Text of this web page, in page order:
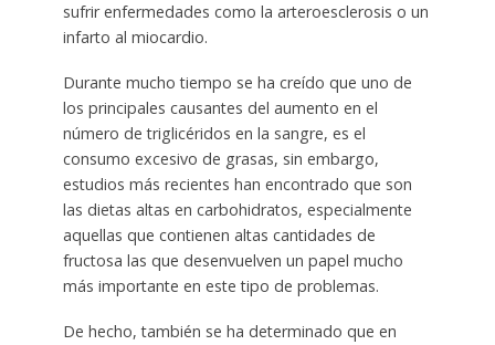
sufrir enfermedades como la arteroesclerosis o un
infarto al miocardio.
Durante mucho tiempo se ha creído que uno de
los principales causantes del aumento en el
número de triglicéridos en la sangre, es el
consumo excesivo de grasas, sin embargo,
estudios más recientes han encontrado que son
las dietas altas en carbohidratos, especialmente
aquellas que contienen altas cantidades de
fructosa las que desenvuelven un papel mucho
más importante en este tipo de problemas.
De hecho, también se ha determinado que en